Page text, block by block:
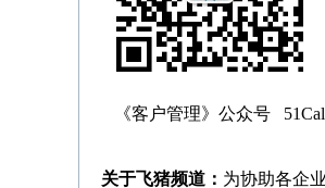
《客户管理》公众号
关于飞猪频道： 为协助各企